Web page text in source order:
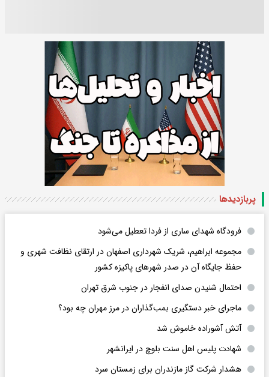
پربازدید‌ها
فرودگاه ‌شهدای ساری از فردا تعطیل می‌شود
مجموعه ابراهیم، شریک شهرداری اصفهان در ارتقای نظافت شهری و
حفظ جایگاه آن در صدر شهرهای پاکیزه کشور
احتمال شنیدن صدای انفجار در جنوب شرق تهران
ماجرای خبر دستگیری بمب‌گذاران در مرز مهران چه بود؟
آتش آشوراده خاموش شد
شهادت پلیس اهل سنت بلوچ در ایرانشهر
هشدار شرکت گاز مازندران برای زمستان سرد